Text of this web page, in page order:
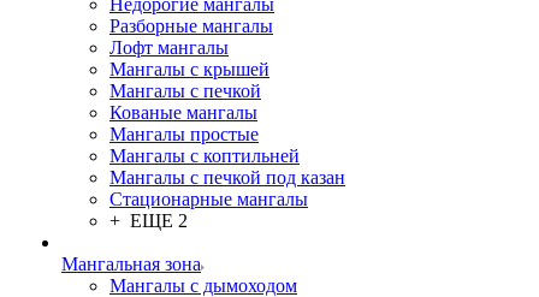
Недорогие мангалы
Разборные мангалы
Лофт мангалы
Мангалы с крышей
Мангалы с печкой
Кованые мангалы
Мангалы простые
Мангалы с коптильней
Мангалы с печкой под казан
Стационарные мангалы
+ ЕЩЕ 2
Мангальная зона
Мангалы с дымоходом